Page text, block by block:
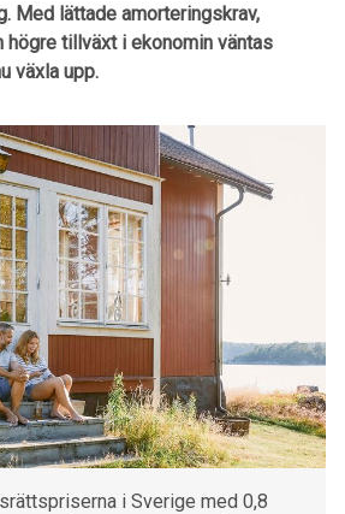
Med lättade amorteringskrav,
högre tillväxt i ekonomin väntas
växla upp.
i Sverige med 0,8